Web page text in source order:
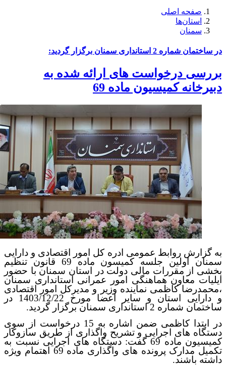
صفحه اصلی
استان‌ها
سمنان
در ساختمان شماره 2 استانداری سمنان برگزار گردید:
بررسی درخواست های ارائه شده به
دبیرخانه كمیسیون ماده 69
به گزارش روابط عمومی ادره کل امور اقتصادی و دارایی
سمنان اولین جلسه کمیسون ماده 69 قانون تنظیم
بخشی از مقررات مالی دولت در استان سمنان با حضور
ایلیات معاون هماهنگی امور عمرانی استانداری سمنان
،محمدرضا کاظمی نماینده وزیر و مدیرکل امور اقتصادی
و دارایی استان و سایر اعضا مورخ 1403/12/22 در
ساختمان شماره 2 استانداری سمنان برگزار گردید.
در ابتدا کاظمی ضمن اشاره به 15 درخواست از سوی
دستگاه های اجرایی و تشریح واگذاری از طریق سازوکار
کمیسیون ماده 69 گفت:
دستگاه های اجرایی نسبت به
تکمیل مدارک پرونده های واگذاری ماده 69 اهتمام ویژه
داشته باشند.